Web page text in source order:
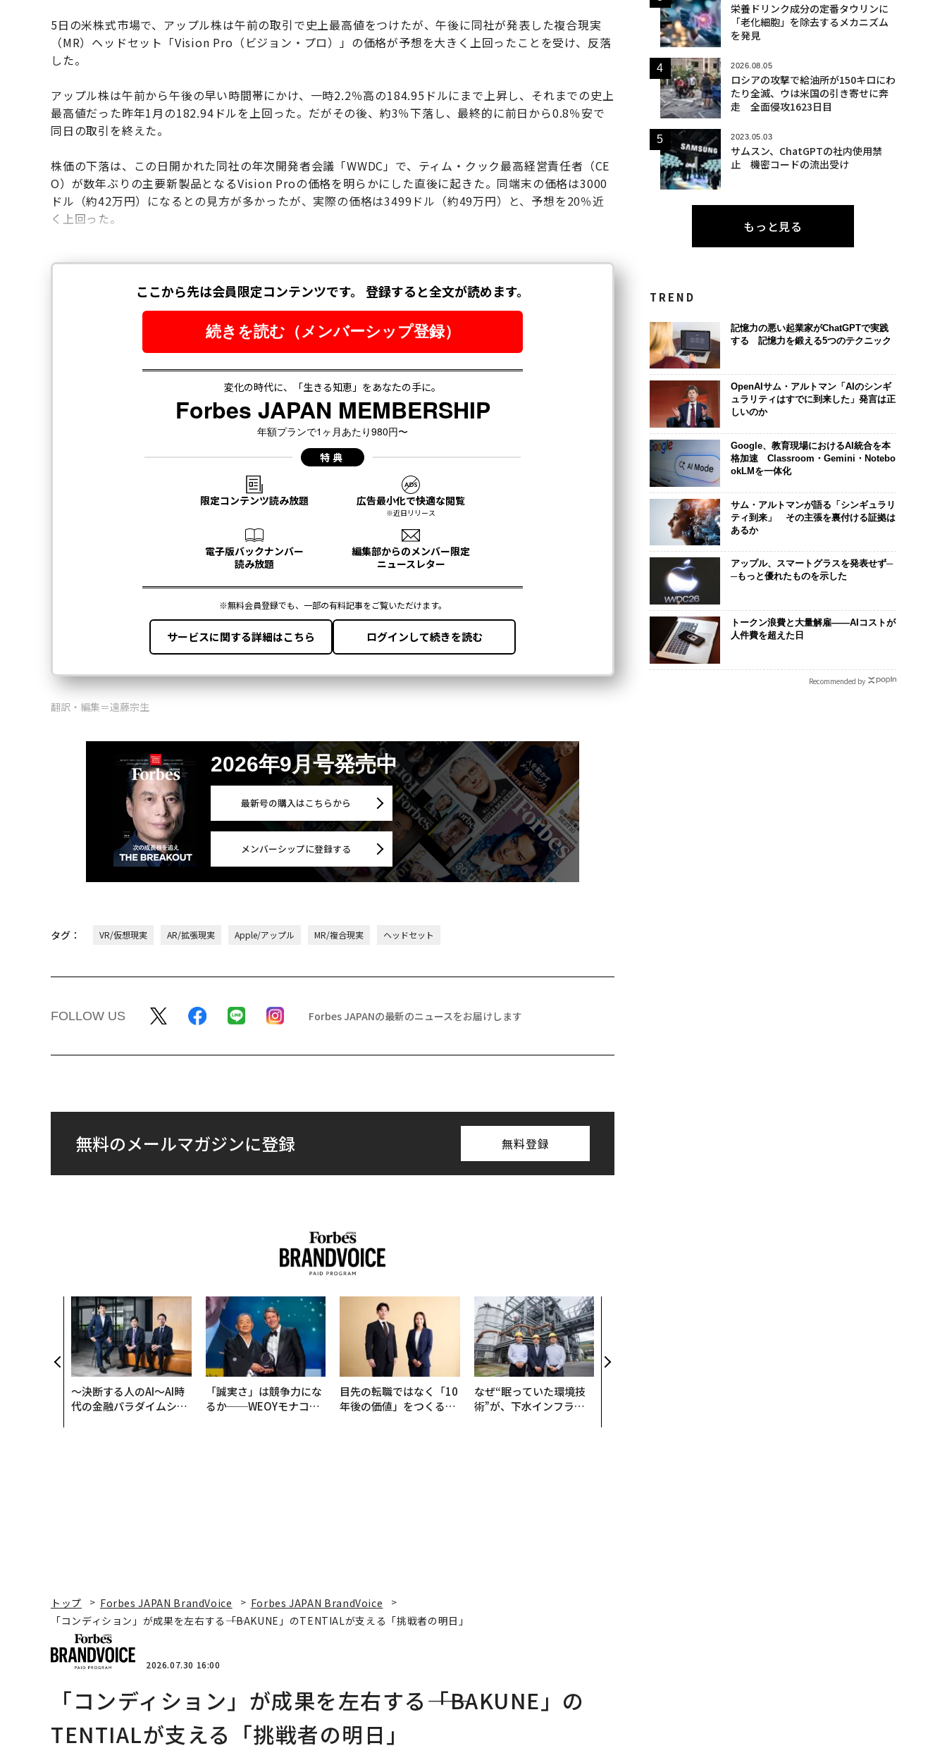
5日の米株式市場で、アップル株は午前の取引で史上最高値をつけたが、午後に同社が発表した複合現実
（MR）ヘッドセット「Vision Pro（ビジョン・プロ）」の価格が予想を大きく上回ったことを受け、反落
した。
アップル株は午前から午後の早い時間帯にかけ、一時2.2％高の184.95ドルにまで上昇し、それまでの史上
最高値だった昨年1月の182.94ドルを上回った。だがその後、約3％下落し、最終的に前日から0.8％安で
同日の取引を終えた。
株価の下落は、この日開かれた同社の年次開発者会議「WWDC」で、ティム・クック最高経営責任者（CE
O）が数年ぶりの主要新製品となるVision Proの価格を明らかにした直後に起きた。同端末の価格は3000
ドル（約42万円）になるとの見方が多かったが、実際の価格は3499ドル（約49万円）と、予想を20％近
く上回った。
翻訳・編集＝遠藤宗生
2026年9月号発売中
最新号の購入はこちらから
メンバーシップに登録する
タグ： VR/仮想現実 AR/拡張現実 Apple/アップル MR/複合現実 ヘッドセット
FOLLOW US Forbes JAPANの最新のニュースをお届けします
無料のメールマガジンに登録 無料登録
〜決断する人のAI〜AI時
代の金融パラダイムシフ
「誠実さ」は競争力にな
るか──WEOYモナコで
目先の転職ではなく「10
年後の価値」をつくる─
なぜ“眠っていた環境技
術”が、下水インフラを
栄養ドリンク成分の定番タウリンに
「老化細胞」を除去するメカニズム
を発見
2026.08.05
ロシアの攻撃で給油所が150キロにわ
たり全滅、ウは米国の引き寄せに奔
走 全面侵攻1623日目
2023.05.03
サムスン、ChatGPTの社内使用禁
止 機密コードの流出受け
もっと見る
TREND
記憶力の悪い起業家がChatGPTで実践
する 記憶力を鍛える5つのテクニック
OpenAIサム・アルトマン「AIのシンギ
ュラリティはすでに到来した」発言は正
しいのか
Google、教育現場におけるAI統合を本
格加速 Classroom・Gemini・Notebo
okLMを一体化
サム・アルトマンが語る「シンギュラリ
ティ到来」 その主張を裏付ける証拠は
あるか
アップル、スマートグラスを発表せず─
─もっと優れたものを示した
トークン浪費と大量解雇――AIコストが
人件費を超えた日
Recommended by
トップ Forbes JAPAN BrandVoice
Forbes JAPAN BrandVoice
「コンディション」が成果を左右する――「BAKUNE」のTENTIALが支える「挑戦者の明日」
2026.07.30 16:00
「コンディション」が成果を左右する――「BAKUNE」の
TENTIALが支える「挑戦者の明日」